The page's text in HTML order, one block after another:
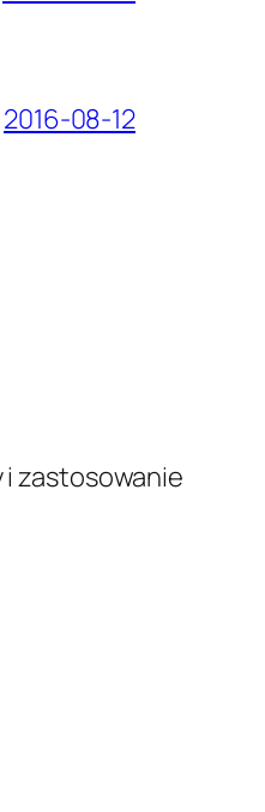
2016-08-12
zastosowanie